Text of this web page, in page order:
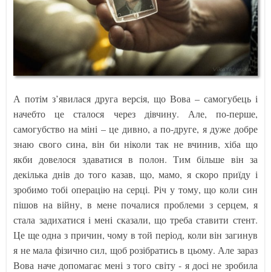
А потім з’явилася друга версія, що Вова – самогубець і
начебто це сталося через дівчину. Але, по-перше,
самогубство на міні – це дивно, а по-друге, я дуже добре
знаю свого сина, він би ніколи так не вчинив, хіба що
якби довелося здаватися в полон. Тим більше він за
декілька днів до того казав, що, мамо, я скоро приїду і
зробимо тобі операцію на серці. Річ у тому, що коли син
пішов на війну, в мене почалися проблеми з серцем, я
стала задихатися і мені сказали, що треба ставити стент.
Це ще одна з причин, чому в той період, коли він загинув
я не мала фізично сил, щоб розібратись в цьому. Але зараз
Вова наче допомагає мені з того світу - я досі не зробила